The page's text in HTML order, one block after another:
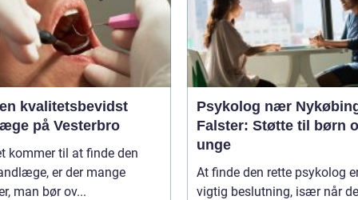
kvalitetsbevidst
på Vesterbro
kommer til at finde den
er der mange
man bør ov...
Psykolog nær
Falster: Støtte til børn
unge
At finde den rette psykolog
vigtig beslutning, især når